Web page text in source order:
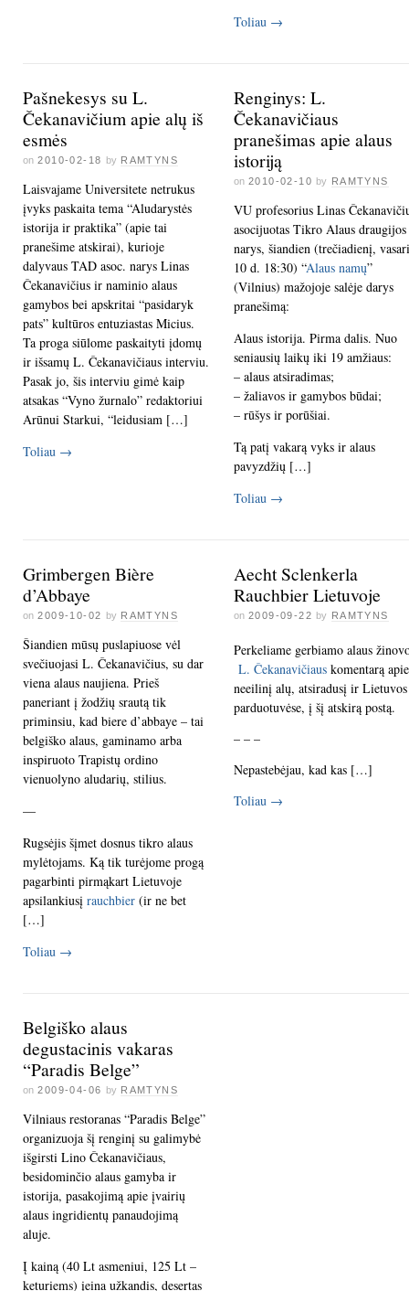
Toliau →
Pašnekesys su L.
Čekanavičium apie alų iš
esmės
on 2010-02-18 by RAMTYNS
Laisvajame Universitete netrukus
įvyks paskaita tema “Aludarystės
istorija ir praktika” (apie tai
pranešime atskirai), kurioje
dalyvaus TAD asoc. narys Linas
Čekanavičius ir naminio alaus
gamybos bei apskritai “pasidaryk
pats” kultūros entuziastas Micius.
Ta proga siūlome paskaityti įdomų
ir išsamų L. Čekanavičiaus interviu.
Pasak jo, šis interviu gimė kaip
atsakas “Vyno žurnalo” redaktoriui
Arūnui Starkui, “leidusiam […]
Toliau →
Renginys: L.
Čekanavičiaus
pranešimas apie alaus
istoriją
on 2010-02-10 by RAMTYNS
VU profesorius Linas
asocijuotas Tikro Alaus draugijos
narys, šiandien (trečiadienį,
10 d. 18:30) “Alaus namų”
(Vilnius) mažojoje salėje darys
pranešimą:
Alaus istorija. Pirma dalis. Nuo
seniausių laikų iki 19 amžiaus:
– alaus atsiradimas;
– žaliavos ir gamybos būdai;
– rūšys ir porūšiai.
Tą patį vakarą vyks ir alaus
pavyzdžių […]
Toliau →
Grimbergen Bière
d’Abbaye
on 2009-10-02 by RAMTYNS
Šiandien mūsų puslapiuose vėl
svečiuojasi L. Čekanavičius, su dar
viena alaus naujiena. Prieš
paneriant į žodžių srautą tik
priminsiu, kad biere d’abbaye – tai
belgiško alaus, gaminamo arba
inspiruoto Trapistų ordino
vienuolyno aludarių, stilius.
—
Rugsėjis šįmet dosnus tikro alaus
mylėtojams. Ką tik turėjome progą
pagarbinti pirmąkart Lietuvoje
apsilankiusį rauchbier (ir ne bet
[…]
Toliau →
Aecht Sclenkerla
Rauchbier Lietuvoje
on 2009-09-22 by RAMTYNS
Perkeliame gerbiamo alaus
L. Čekanavičiauskomentarą apie
neeilinį alų, atsiradusį ir Lietuvos
parduotuvėse, į šį atskirą postą.
– – –
Nepastebėjau, kad kas […]
Toliau →
Belgiško alaus
degustacinis vakaras
“Paradis Belge”
on 2009-04-06 by RAMTYNS
Vilniaus restoranas “Paradis Belge”
organizuoja šį renginį su galimybė
išgirsti Lino Čekanavičiaus,
besidominčio alaus gamyba ir
istorija, pasakojimą apie įvairių
alaus ingridientų panaudojimą
aluje.
Į kainą (40 Lt asmeniui, 125 Lt –
keturiems) įeina užkandis, desertas